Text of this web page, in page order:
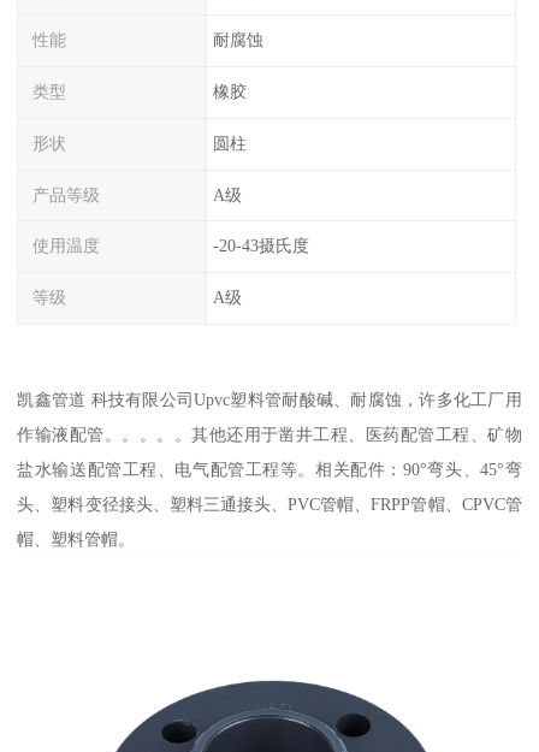
性能 耐腐蚀
类型 橡胶
形状 圆柱
产品等级 A级
使用温度 -20-43摄氏度
等级 A级
凯鑫管道 科技有限公司Upvc塑料管耐酸碱、耐腐蚀，许多化工厂用
作输液配管。。。。。其他还用于凿井工程、医药配管工程、矿物
盐水输送配管工程、电气配管工程等。相关配件：90°弯头、45°弯
头、塑料变径接头、塑料三通接头、PVC管帽、FRPP管帽、CPVC管
帽、塑料管帽。